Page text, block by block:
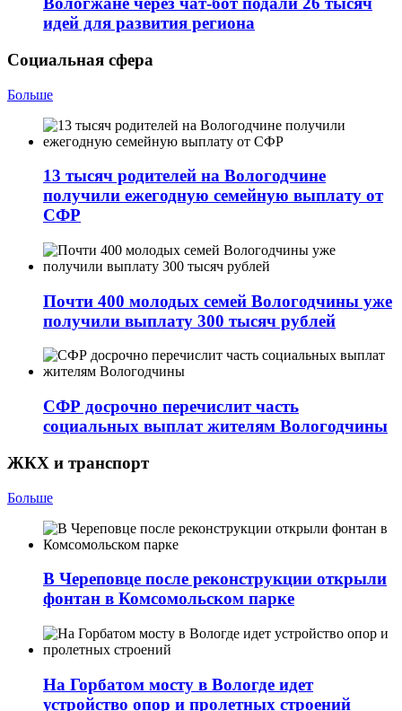
идей для развития региона
Социальная сфера
Больше
13 тысяч родителей на Вологодчине
получили ежегодную семейную выплату от
СФР
Почти 400 молодых семей Вологодчины уже
получили выплату 300 тысяч рублей
СФР досрочно перечислит часть
социальных выплат жителям Вологодчины
ЖКХ и транспорт
Больше
В Череповце после реконструкции открыли
фонтан в Комсомольском парке
На Горбатом мосту в Вологде идет
устройство опор и пролетных строений